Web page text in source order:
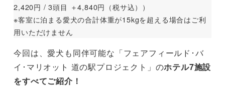
2,420円 / 3頭目 ＋4,840円（税サ込））
※客室に泊まる愛犬の合計体重が15kgを超える場合はご利
用いただけません
今回は、愛犬も同伴可能な「フェアフィールド･バ
イ･マリオット 道の駅プロジェクト」のホテル7施設
をすべてご紹介！